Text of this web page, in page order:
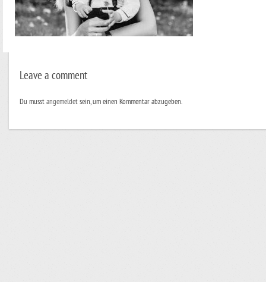
Leave a comment
Du musstangemeldetsein, um einen Kommentar abzugeben.